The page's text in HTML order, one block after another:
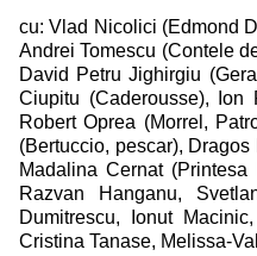
cu: Vlad Nicolici (Edmond
Andrei Tomescu (Contele
David Petru Jighirgiu
Ciupitu (Caderousse),
Robert Oprea (Morrel,
(Bertuccio, pescar),
Madalina Cernat
Razvan Hanganu,
Dumitrescu, Ionut
Cristina Tanase, Melissa-